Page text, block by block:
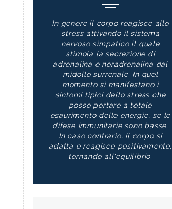
In genere il corpo reagisce allo
stress attivando il sistema
nervoso simpatico il quale
stimola la secrezione di
adrenalina e noradrenalina dal
midollo surrenale. In quel
momento si manifestano i
sintomi tipici dello stress che
posso portare a totale
esaurimento delle energie, se le
difese immunitarie sono basse.
In caso contrario, il corpo si
adatta e reagisce positivamente,
tornando all'equilibrio.